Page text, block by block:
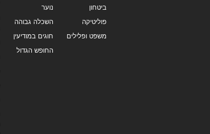
ביטחון
פוליטיקה
משפט ופלילים
נוער
השכלה גבוהה
חוגים במודיעין
החופש הגדול